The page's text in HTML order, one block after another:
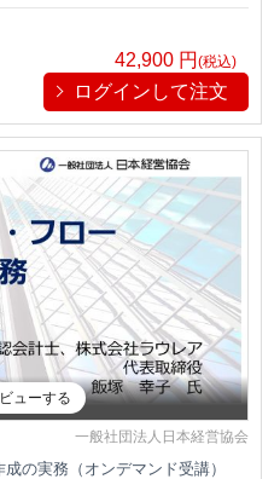
42,900 円(税込)
ログインして注文
ューする
一般社団法人日本経営協会
の実務（オンデマンド受講）